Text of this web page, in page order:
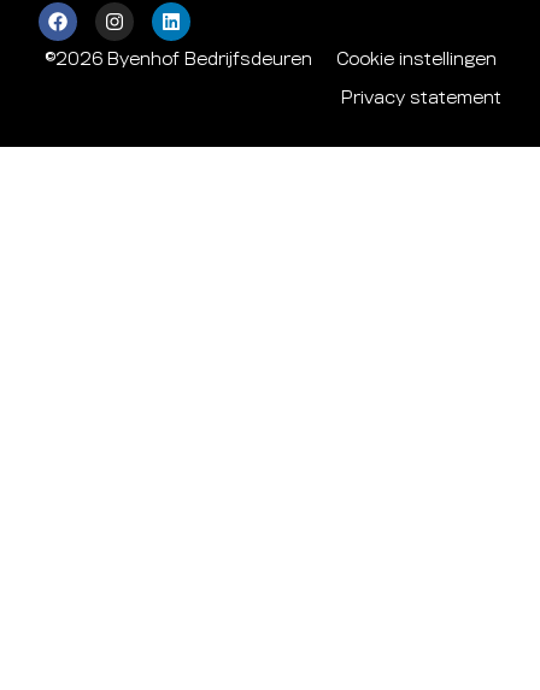
©2026 Byenhof Bedrijfsdeuren Cookie instellingen
Privacy statement